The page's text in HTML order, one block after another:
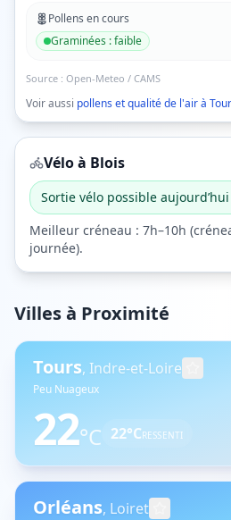
Pollens en cours
Graminées :faible
Source : Open-Meteo / CAMS
Voir aussi pollens et qualité de l'air à
Vélo à Blois
Sortie vélo possible
Meilleur créneau : 7h–10h (
journée).
Villes à Proximité
Tours, Indre-et-Loire
Peu Nuageux
22°C 22°CRESSENTI
Orléans, Loiret